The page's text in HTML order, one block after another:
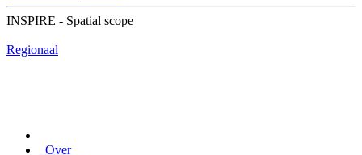
INSPIRE - Spatial scope
Regionaal
Over